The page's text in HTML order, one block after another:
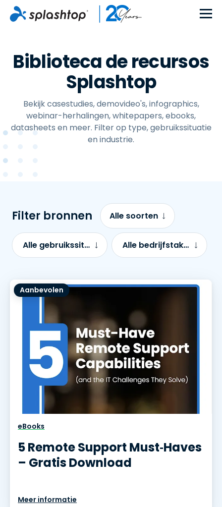
Biblioteca de recursos
Splashtop
Bekijk casestudies, demovideo's, infographics,
webinar-herhalingen, whitepapers, ebooks,
datasheets en meer. Filter op type, gebruikssituatie
en industrie.
Filter bronnen Alle soorten
Alle gebruikssituaties Alle bedrijfstakken
Aanbevolen
eBooks
5 Remote Support Must‑Haves
– Gratis Download
Meer informatie